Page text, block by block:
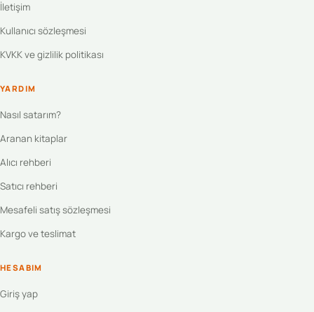
İletişim
Kullanıcı sözleşmesi
KVKK ve gizlilik politikası
YARDIM
Nasıl satarım?
Aranan kitaplar
Alıcı rehberi
Satıcı rehberi
Mesafeli satış sözleşmesi
Kargo ve teslimat
HESABIM
Giriş yap